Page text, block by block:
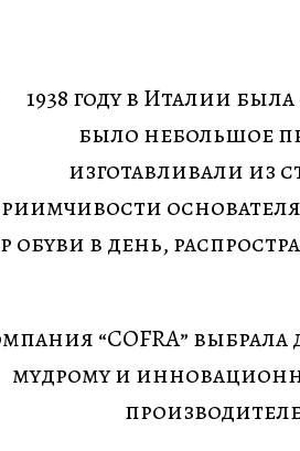
1938 году в Италии
было небольшое
изготавливали из
обуви в день,
“COFRA”
мудрому и